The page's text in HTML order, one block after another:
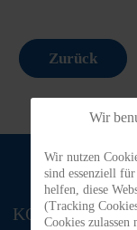
Zurück
KONTAKT
Wir
Wir nutzen
sind essenziell
helfen, diese
(Tracking
Cookies zulassen